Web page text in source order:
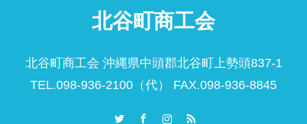
北谷町商工会
北谷町商工会 沖縄県中頭郡北谷町上勢頭837-1
TEL.098-936-2100（代） FAX.098-936-8845
Instagram
RSS